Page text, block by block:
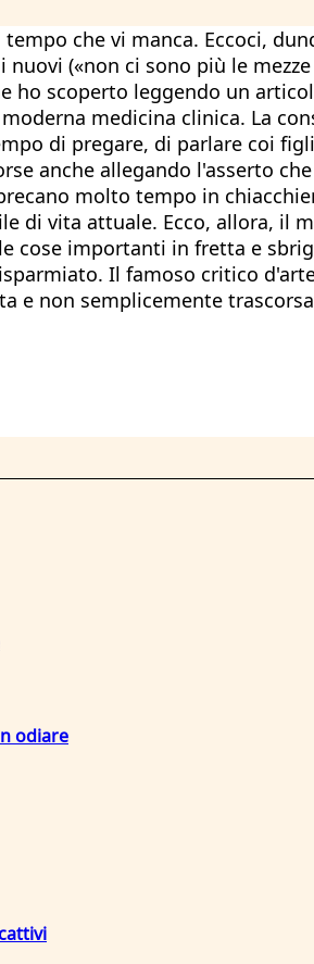
che vi manca. Eccoci,
(«non ci sono più le
ho scoperto leggendo un
medicina clinica. La
di pregare, di parlare coi
anche allegando l'asserto
molto tempo in
di vita attuale. Ecco, allora, il
cose importanti in fretta e
Il famoso critico
e non semplicemente
odiare